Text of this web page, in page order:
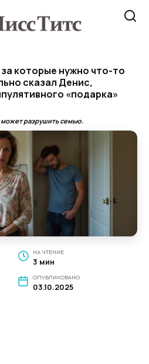
которые нужно что-то
сказал Денис,
«подарка»
разрушить семью.
НА ЧТЕНИЕ
3 мин
ОПУБЛИКОВАНО
03.10.2025